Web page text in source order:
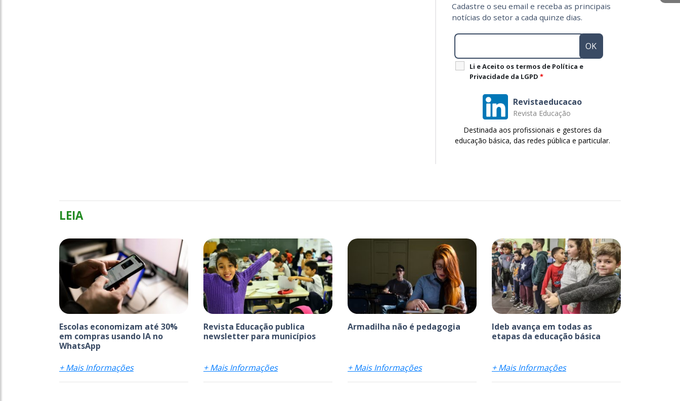
Cadastre o seu email e receba as principais
notícias do setor a cada quinze dias.
Li e Aceito os termos de Política e
Privacidade da LGPD *
Revistaeducacao
Revista Educação
Destinada aos profissionais e gestores da
educação básica, das redes pública e particular.
LEIA
Escolas economizam até 30%
em compras usando IA no
WhatsApp
+ Mais Informações
Revista Educação publica
newsletter para municípios
+ Mais Informações
Armadilha não é pedagogia
+ Mais Informações
Ideb avança em todas as
etapas da educação básica
+ Mais Informações